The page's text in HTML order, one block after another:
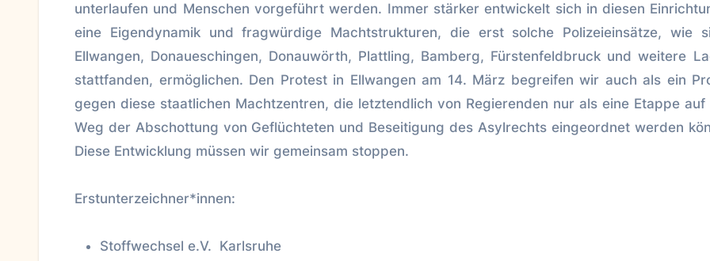
unterlaufen und Menschen vorgeführt werden. Immer stärker entwickelt sich in diesen
eine Eigendynamik und fragwürdige Machtstrukturen, die erst solche Polizeieinsätze, wie
Ellwangen, Donaueschingen, Donauwörth, Plattling, Bamberg, Fürstenfeldbruck und weitere
stattfanden, ermöglichen. Den Protest in Ellwangen am 14. März begreifen wir auch als ein
gegen diese staatlichen Machtzentren, die letztendlich von Regierenden nur als eine Etappe auf
Weg der Abschottung von Geflüchteten und Beseitigung des Asylrechts eingeordnet werden
Diese Entwicklung müssen wir gemeinsam stoppen.
Erstunterzeichner*innen:
Stoffwechsel e.V. Karlsruhe